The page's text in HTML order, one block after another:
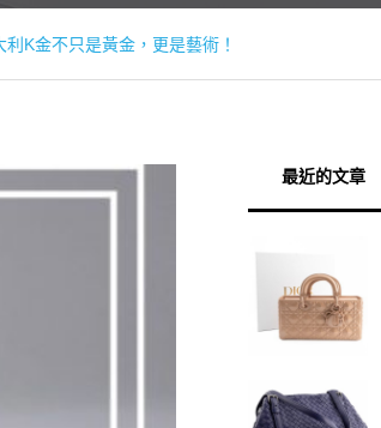
K金不只是黃金，更是藝術！
最近的文章